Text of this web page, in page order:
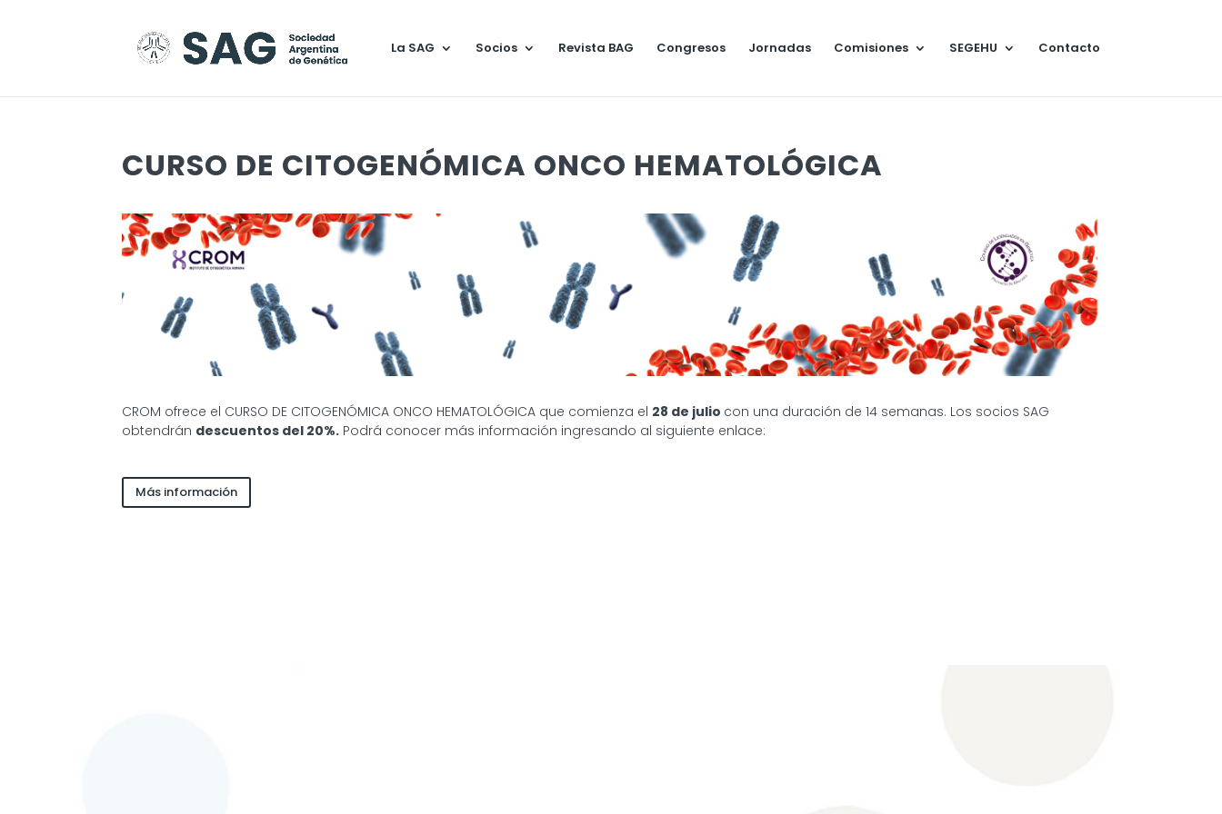
La SAG Socios Revista BAG Congresos Jornadas Comisiones SEGEHU Contacto
CURSO DE CITOGENÓMICA ONCO HEMATOLÓGICA
CROM ofrece el CURSO DE CITOGENÓMICA ONCO HEMATOLÓGICA que comienza el 28 de julio con una duración de 14 semanas. Los socios SAG
obtendrán descuentos del 20%. Podrá conocer más información ingresando al siguiente enlace:
Más información